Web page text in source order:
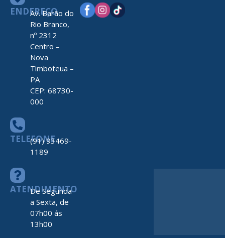
ENDEREÇO
Av. Barão do
Rio Branco,
nº 2312
Centro –
Nova
Timboteua –
PA
CEP: 68730-
000
TELEFONE
(91) 93469-
1189
ATENDIMENTO
De Segunda
a Sexta, de
07h00 ás
13h00